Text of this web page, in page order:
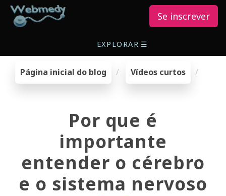
Se inscrever
EXPLORAR ☰
Página inicial do blog Vídeos curtos
Por que é
importante
entender o cérebro
e o sistema nervoso